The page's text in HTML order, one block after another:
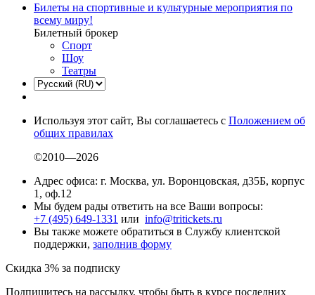
Билеты на спортивные и культурные мероприятия по
всему миру!
Билетный брокер
Спорт
Шоу
Театры
Используя этот сайт, Вы соглашаетесь с Положением об
общих правилах
©2010—2026
Адрес офиса: г. Москва, ул. Воронцовская, д35Б, корпус
1, оф.12
Мы будем рады ответить на все Ваши вопросы:
+7 (495) 649-1331 или info@tritickets.ru
Вы также можете обратиться в Службу клиентской
поддержки, заполнив форму
Скидка 3% за подписку
Подпишитесь на рассылку, чтобы быть в курсе последних